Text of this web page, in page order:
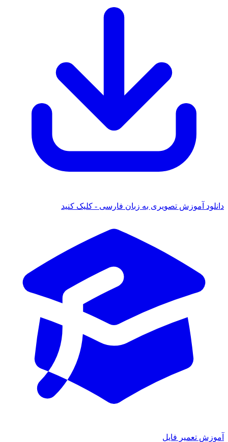
دانلود آموزش تصویری به زبان فارسی - کلیک کنید
آموزش تعمیر فایل